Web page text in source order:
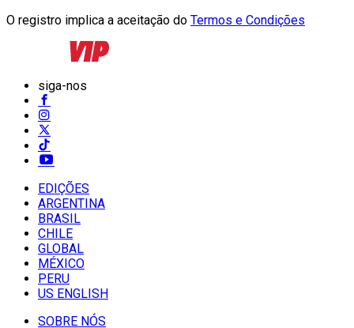
O registro implica a aceitação do Termos e Condições
siga-nos
EDIÇÕES
ARGENTINA
BRASIL
CHILE
GLOBAL
MÉXICO
PERU
US ENGLISH
SOBRE NÓS